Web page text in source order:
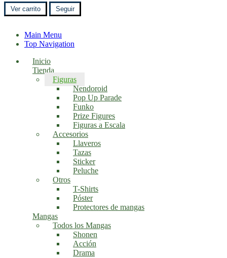
Ver carrito Seguir
Main Menu
Top Navigation
Inicio
Tienda
Figuras
Nendoroid
Pop Up Parade
Funko
Prize Figures
Figuras a Escala
Accesorios
Llaveros
Tazas
Sticker
Peluche
Otros
T-Shirts
Póster
Protectores de mangas
Mangas
Todos los Mangas
Shonen
Acción
Drama